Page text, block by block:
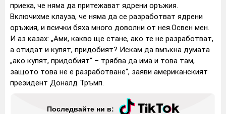
приеха, че няма да притежават ядрени оръжия.
Включихме клауза, че няма да се разработват ядрени
оръжия, и всички бяха много доволни от нея.Освен мен.
И аз казах: „Ами, какво ще стане, ако те не разработват,
а отидат и купят, придобият? Искам да вмъкна думата
„ако купят, придобият“ – трябва да има и това там,
защото това не е разработване“, заяви американският
президент Доналд Тръмп.
Последвайте ни в: